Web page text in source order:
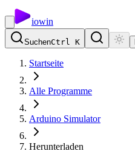
iowin
SuchenCtrl K
Startseite
Alle Programme
Arduino Simulator
Herunterladen